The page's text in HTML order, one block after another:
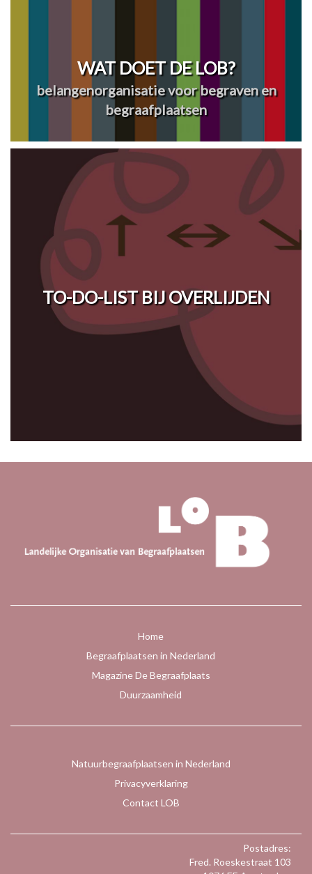
WAT DOET DE LOB?
belangenorganisatie voor begraven en
begraafplaatsen
TO-DO-LIST BIJ OVERLIJDEN
Home
Begraafplaatsen in Nederland
Magazine De Begraafplaats
Duurzaamheid
Natuurbegraafplaatsen in Nederland
Privacyverklaring
Contact LOB
Postadres:
Fred. Roeskestraat 103